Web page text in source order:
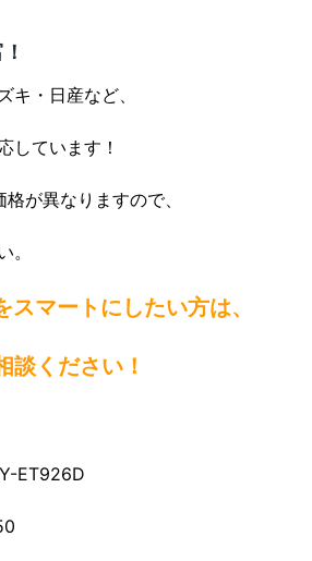
キ・日産など、
しています！
が異なりますので、
。
スマートにしたい方は、
談ください！
ET926D